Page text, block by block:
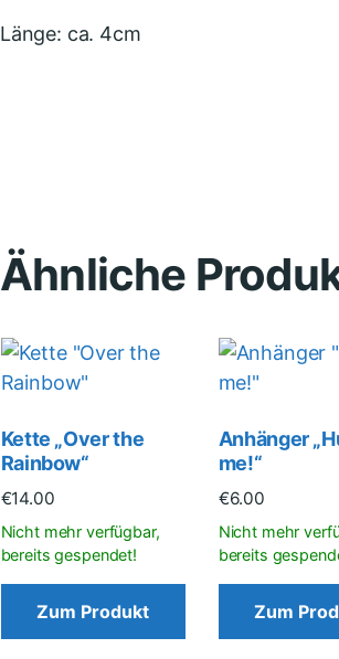
Länge: ca. 4cm
Ähnliche
Kette „Over the
Rainbow“
€14.00
Zum Produkt
Anhänger
me!“
€6.00
Zum